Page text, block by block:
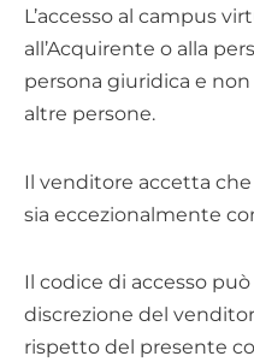
L’accesso al campus
all’Acquirente o alla
persona giuridica e
altre persone.
Il venditore accetta che
sia eccezionalmente
Il codice di accesso
discrezione del
rispetto del presente